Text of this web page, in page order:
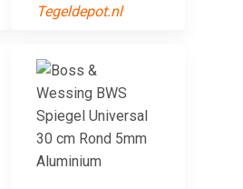
Tegeldepot.nl